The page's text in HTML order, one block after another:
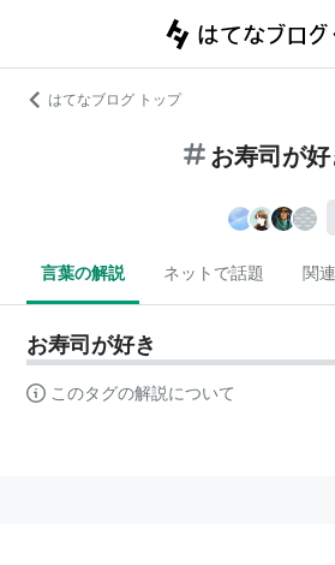
はてなブログ トップ
お寿司が好
言葉の解説 ネットで話題 関
お寿司が好き
このタグの解説について